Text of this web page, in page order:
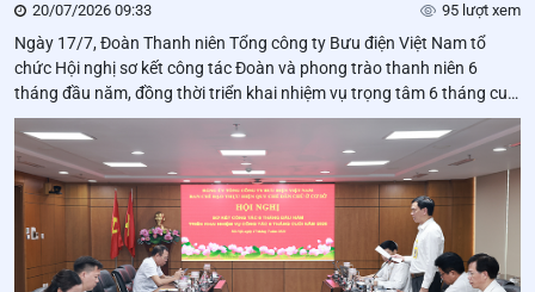
20/07/2026 09:33 95 lượt xem
Ngày 17/7, Đoàn Thanh niên Tổng công ty Bưu điện Việt Nam tổ
chức Hội nghị sơ kết công tác Đoàn và phong trào thanh niên 6
tháng đầu năm, đồng thời triển khai nhiệm vụ trọng tâm 6 tháng cuối
năm 2026.